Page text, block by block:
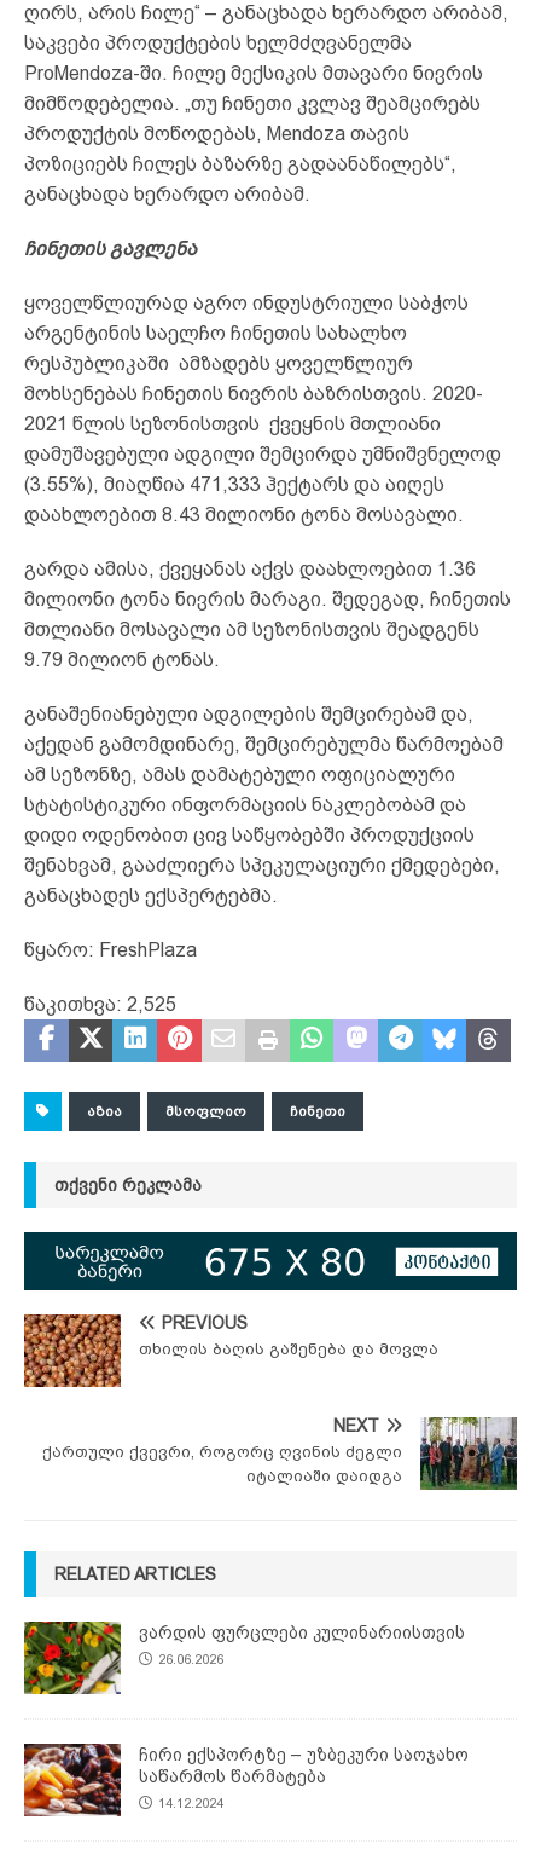
ღირს, არის ჩილე“ – განაცხადა ხერარდო არიბამ,
საკვები პროდუქტების ხელმძღვანელმა
ProMendoza-ში. ჩილე მექსიკის მთავარი ნივრის
მიმწოდებელია. „თუ ჩინეთი კვლავ შეამცირებს
პროდუქტის მოწოდებას, Mendoza თავის
პოზიციებს ჩილეს ბაზარზე გადაანაწილებს“,
განაცხადა ხერარდო არიბამ.
ჩინეთის გავლენა
ყოველწლიურად აგრო ინდუსტრიული საბჭოს
არგენტინის საელჩო ჩინეთის სახალხო
რესპუბლიკაში ამზადებს ყოველწლიურ
მოხსენებას ჩინეთის ნივრის ბაზრისთვის. 2020-
2021 წლის სეზონისთვის ქვეყნის მთლიანი
დამუშავებული ადგილი შემცირდა უმნიშვნელოდ
(3.55%), მიაღწია 471,333 ჰექტარს და აიღეს
დაახლოებით 8.43 მილიონი ტონა მოსავალი.
გარდა ამისა, ქვეყანას აქვს დაახლოებით 1.36
მილიონი ტონა ნივრის მარაგი. შედეგად, ჩინეთის
მთლიანი მოსავალი ამ სეზონისთვის შეადგენს
9.79 მილიონ ტონას.
განაშენიანებული ადგილების შემცირებამ და,
აქედან გამომდინარე, შემცირებულმა წარმოებამ
ამ სეზონზე, ამას დამატებული ოფიციალური
სტატისტიკური ინფორმაციის ნაკლებობამ და
დიდი ოდენობით ცივ საწყობებში პროდუქციის
შენახვამ, გააძლიერა სპეკულაციური ქმედებები,
განაცხადეს ექსპერტებმა.
წყარო: FreshPlaza
წაკითხვა: 2,525
ᲐᲖᲘᲐ ᲛᲡᲝᲤᲚᲘᲝ ᲩᲘᲜᲔᲗᲘ
ᲗᲥᲕᲔᲜᲘ ᲠᲔᲙᲚᲐᲛᲐ
PREVIOUS
თხილის ბაღის გაშენება და მოვლა
NEXT
ქართული ქვევრი, როგორც ღვინის ძეგლი
იტალიაში დაიდგა
RELATED ARTICLES
ვარდის ფურცლები კულინარიისთვის
26.06.2026
ჩირი ექსპორტზე – უზბეკური საოჯახო
საწარმოს წარმატება
14.12.2024